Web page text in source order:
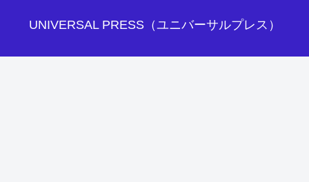
UNIVERSAL PRESS（ユニバーサルプレス）